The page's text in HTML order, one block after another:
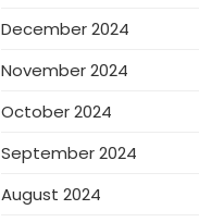
December 2024
November 2024
October 2024
September 2024
August 2024